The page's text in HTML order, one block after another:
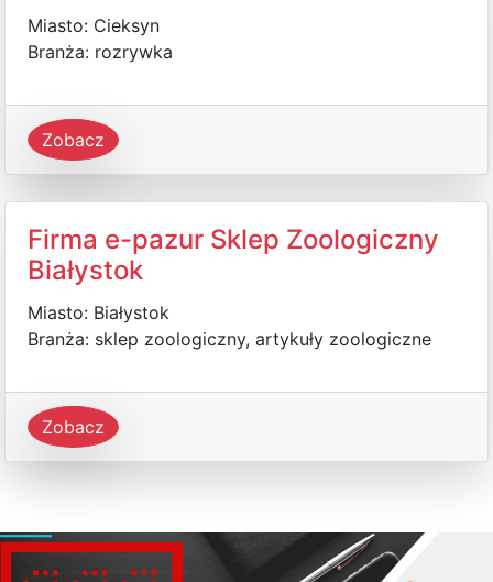
Miasto: Cieksyn
Branża: rozrywka
Zobacz
Firma e-pazur Sklep Zoologiczny
Białystok
Miasto: Białystok
Branża: sklep zoologiczny, artykuły zoologiczne
Zobacz